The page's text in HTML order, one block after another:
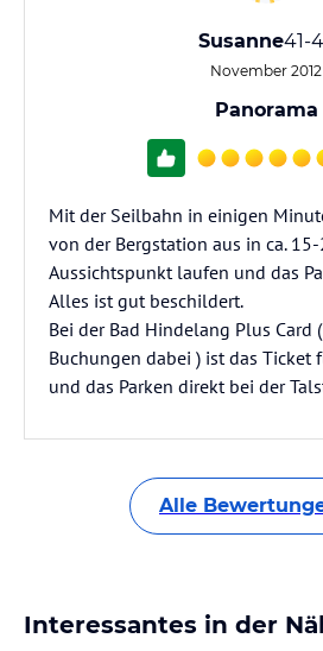
Susanne41-
November 2012
Panorama
Mit der Seilbahn in einigen
von der Bergstation aus in ca.
Aussichtspunkt laufen und das
Alles ist gut beschildert.
Bei der Bad Hindelang Plus Card
Buchungen dabei ) ist das Ticket
und das Parken direkt bei der
Alle
Interessantes in der